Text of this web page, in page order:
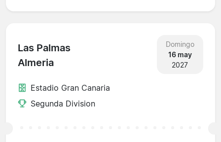
Las Palmas
Almeria
Domingo
16 may
2027
Estadio Gran Canaria
Segunda Division